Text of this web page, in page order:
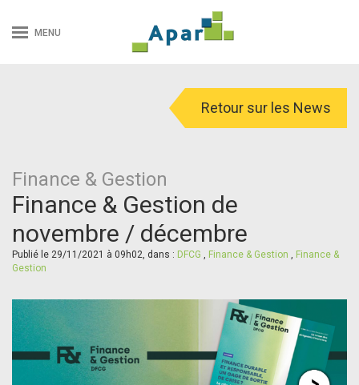
MENU
Retour sur les News
Finance & Gestion
Finance & Gestion de
novembre / décembre
Publié le 29/11/2021 à 09h02, dans : DFCG , Finance & Gestion , Finance &
Gestion